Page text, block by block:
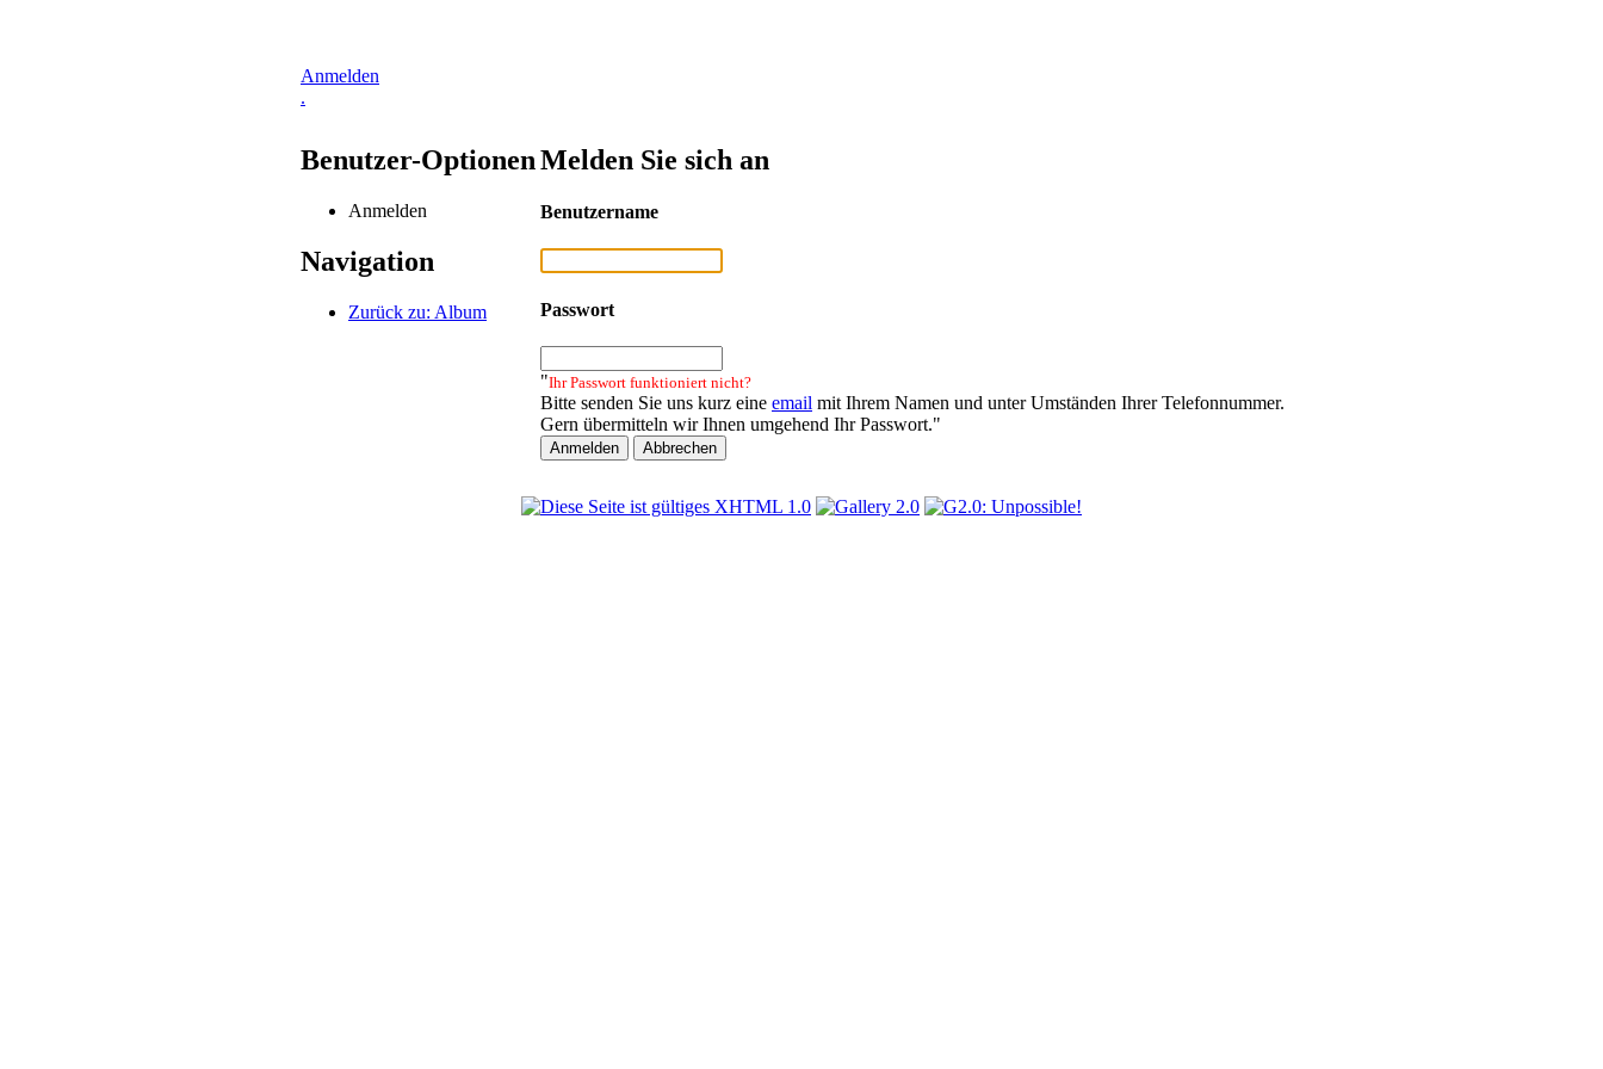
Anmelden
.
Benutzer-Optionen
Anmelden
Navigation
Zurück zu: Album
Melden Sie sich an
Benutzername
Passwort
"Ihr Passwort funktioniert nicht?
Bitte senden Sie uns kurz eine email mit Ihrem Namen und unter Umständen Ihrer Telefonnummer.
Gern übermitteln wir Ihnen umgehend Ihr Passwort."